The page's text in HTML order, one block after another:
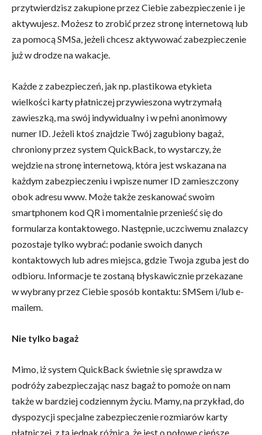
przytwierdzisz zakupione przez Ciebie zabezpieczenie i je
aktywujesz. Możesz to zrobić przez stronę internetową lub
za pomocą SMSa, jeżeli chcesz aktywować zabezpieczenie
już w drodze na wakacje.
Każde z zabezpieczeń, jak np. plastikowa etykieta
wielkości karty płatniczej przywieszona wytrzymałą
zawieszką, ma swój indywidualny i w pełni anonimowy
numer ID. Jeżeli ktoś znajdzie Twój zagubiony bagaż,
chroniony przez system QuickBack, to wystarczy, że
wejdzie na stronę internetową, która jest wskazana na
każdym zabezpieczeniu i wpisze numer ID zamieszczony
obok adresu www. Może także zeskanować swoim
smartphonem kod QR i momentalnie przenieść się do
formularza kontaktowego. Następnie, uczciwemu znalazcy
pozostaje tylko wybrać: podanie swoich danych
kontaktowych lub adres miejsca, gdzie Twoja zguba jest do
odbioru. Informacje te zostaną błyskawicznie przekazane
w wybrany przez Ciebie sposób kontaktu: SMSem i/lub e-
mailem.
Nie tylko bagaż
Mimo, iż system QuickBack świetnie się sprawdza w
podróży zabezpieczając nasz bagaż to pomoże on nam
także w bardziej codziennym życiu. Mamy, na przykład, do
dyspozycji specjalne zabezpieczenie rozmiarów karty
płatniczej, z tą jednak różnicą, że jest o połowę cieńsze.